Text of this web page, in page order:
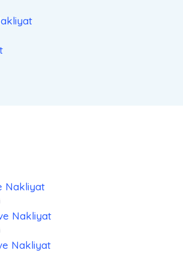
Nakliyat
Nakliyat
Nakliyat